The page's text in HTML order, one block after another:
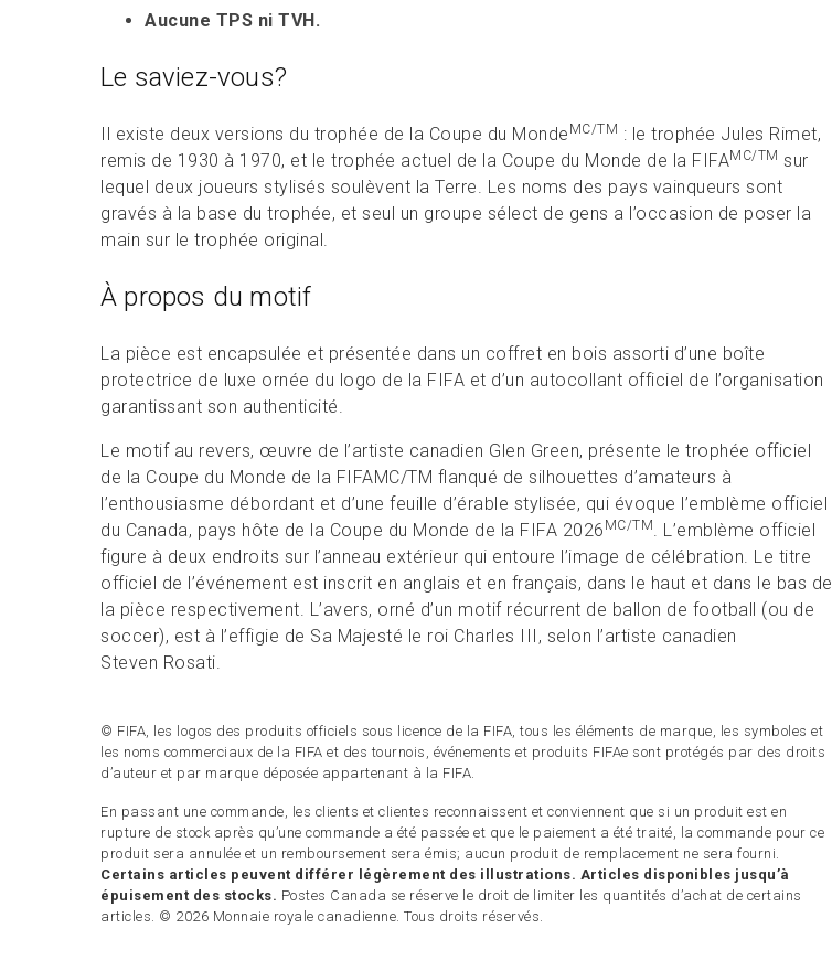
Aucune TPS ni TVH.
Le saviez-vous?
Il existe deux versions du trophée de la Coupe du Monde MC/TM : le trophée Jules Rimet,
remis de 1930 à 1970, et le trophée actuel de la Coupe du Monde de la FIFAMC/TM sur
lequel deux joueurs stylisés soulèvent la Terre. Les noms des pays vainqueurs sont
gravés à la base du trophée, et seul un groupe sélect de gens a l’occasion de poser la
main sur le trophée original.
À propos du motif
La pièce est encapsulée et présentée dans un coffret en bois assorti d’une boîte
protectrice de luxe ornée du logo de la FIFA et d’un autocollant officiel de l’organisation
garantissant son authenticité.
Le motif au revers, œuvre de l’artiste canadien Glen Green, présente le trophée officiel
de la Coupe du Monde de la FIFAMC/TM flanqué de silhouettes d’amateurs à
l’enthousiasme débordant et d’une feuille d’érable stylisée, qui évoque l’emblème officiel
du Canada, pays hôte de la Coupe du Monde de la FIFA 2026 MC/TM. L’emblème officiel
figure à deux endroits sur l’anneau extérieur qui entoure l’image de célébration. Le titre
officiel de l’événement est inscrit en anglais et en français, dans le haut et dans le bas de
la pièce respectivement. L’avers, orné d’un motif récurrent de ballon de football (ou de
soccer), est à l’effigie de Sa Majesté le roi Charles III, selon l’artiste canadien
Steven Rosati.
© FIFA, les logos des produits officiels sous licence de la FIFA, tous les éléments de marque, les symboles et
les noms commerciaux de la FIFA et des tournois, événements et produits FIFAe sont protégés par des droits
d’auteur et par marque déposée appartenant à la FIFA.
En passant une commande, les clients et clientes reconnaissent et conviennent que si un produit est en
rupture de stock après qu’une commande a été passée et que le paiement a été traité, la commande pour ce
produit sera annulée et un remboursement sera émis; aucun produit de remplacement ne sera fourni.
Certains articles peuvent différer légèrement des illustrations. Articles disponibles jusqu’à
épuisement des stocks. Postes Canada se réserve le droit de limiter les quantités d’achat de certains
articles. © 2026 Monnaie royale canadienne. Tous droits réservés.